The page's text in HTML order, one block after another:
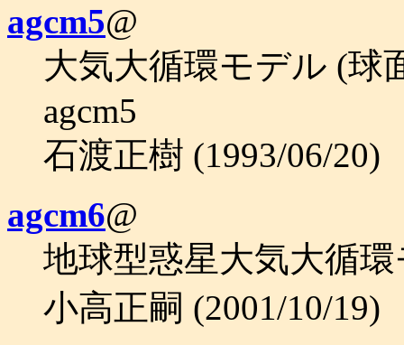
agcm5@
大気大循環モデル (球
agcm5
石渡正樹 (1993/06/20)
agcm6@
地球型惑星大気大循環
小高正嗣 (2001/10/19)